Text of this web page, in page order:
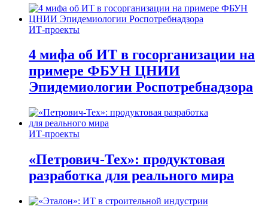
ИТ-проекты
4 мифа об ИТ в госорганизации на
примере ФБУН ЦНИИ
Эпидемиологии Роспотребнадзора
ИТ-проекты
«Петрович-Тех»: продуктовая
разработка для реального мира